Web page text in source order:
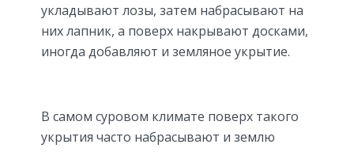
укладывают лозы, затем набрасывают на
них лапник, а поверх накрывают досками,
иногда добавляют и земляное укрытие.
В самом суровом климате поверх такого
укрытия часто набрасывают и землю